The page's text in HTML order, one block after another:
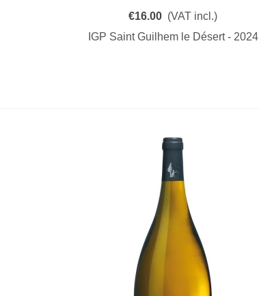
€16.00 (VAT incl.)
IGP Saint Guilhem le Désert - 2024